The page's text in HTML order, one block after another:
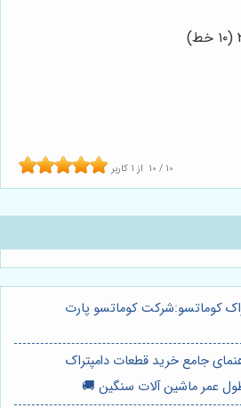
10 / 10 از 1 کاربر
کوماتسو:شرکت کوماتسو پارت
جامع خرید قطعات دامپتراک
عمر ماشین آلات سنگین 🚚